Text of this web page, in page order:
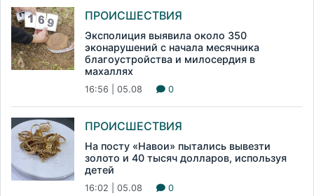
ПРОИСШЕСТВИЯ
Эксполиция выявила около 350
эконарушений с начала месячника
благоустройства и милосердия в
махаллях
16:56 | 05.08 0
ПРОИСШЕСТВИЯ
На посту «Навои» пытались вывезти
золото и 40 тысяч долларов, используя
детей
16:02 | 05.08 0